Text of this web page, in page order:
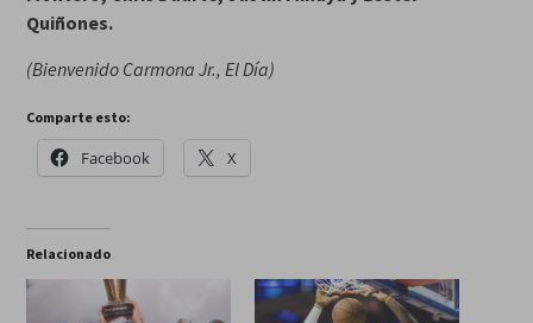
Quiñones.
(Bienvenido Carmona Jr., El Día)
Comparte esto:
Facebook X
Relacionado